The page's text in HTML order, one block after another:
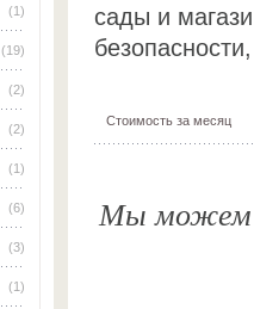
(1)
(19)
(2)
(2)
(1)
(6)
(3)
(1)
сады и
Стоимость за месяц
Мы можем